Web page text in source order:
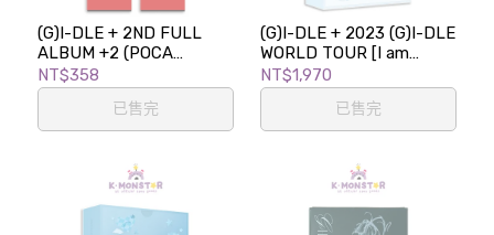
(G)I-DLE + 2ND FULL
ALBUM +2 (POCA
ALBUM VER.)
NT$358
已售完
(G)I-DLE + 2023 (G)I-DLE
WORLD TOUR [I am
FREE-TY] IN SEOUL -
Blu-ray
NT$1,970
已售完